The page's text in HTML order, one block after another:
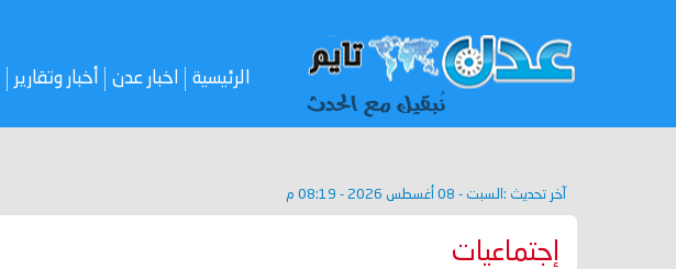
الرئيسية اخبار عدن أخبار وتقارير
آخر تحديث : السبت - 08 أغسطس 2026 - 08:19 م
إجتماعيات